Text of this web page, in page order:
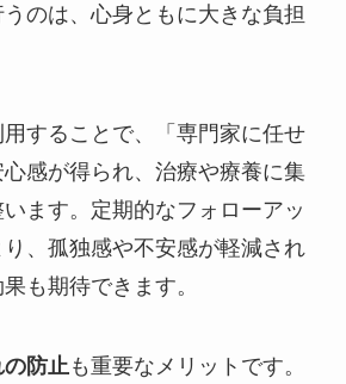
のは、心身ともに大きな負担
することで、「専門家に任せ
感が得られ、治療や療養に集
ます。定期的なフォローアッ
、孤独感や不安感が軽減され
も期待できます。
の防止も重要なメリットです。